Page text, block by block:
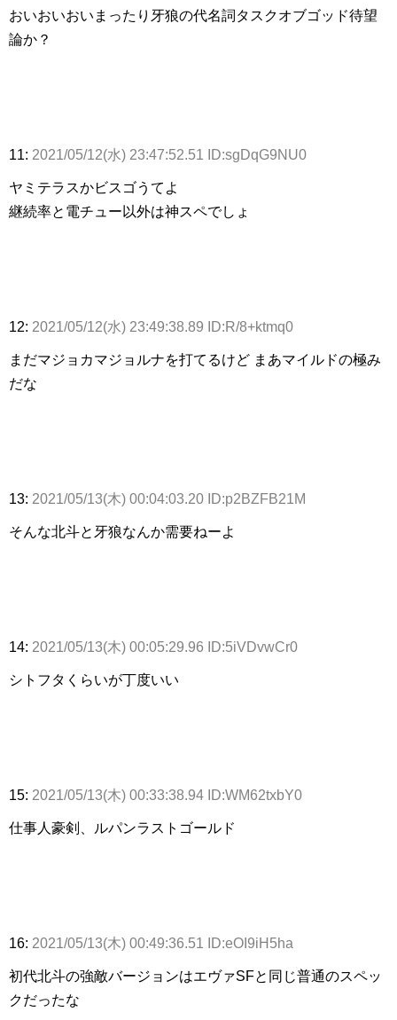
おいおいおいまったり牙狼の代名詞タスクオブゴッド待望
論か？
11: 2021/05/12(水) 23:47:52.51 ID:sgDqG9NU0
ヤミテラスかビスゴうてよ
継続率と電チュー以外は神スペでしょ
12: 2021/05/12(水) 23:49:38.89 ID:R/8+ktmq0
まだマジョカマジョルナを打てるけど まあマイルドの極み
だな
13: 2021/05/13(木) 00:04:03.20 ID:p2BZFB21M
そんな北斗と牙狼なんか需要ねーよ
14: 2021/05/13(木) 00:05:29.96 ID:5iVDvwCr0
シトフタくらいが丁度いい
15: 2021/05/13(木) 00:33:38.94 ID:WM62txbY0
仕事人豪剣、ルパンラストゴールド
16: 2021/05/13(木) 00:49:36.51 ID:eOI9iH5ha
初代北斗の強敵バージョンはエヴァSFと同じ普通のスペッ
クだったな